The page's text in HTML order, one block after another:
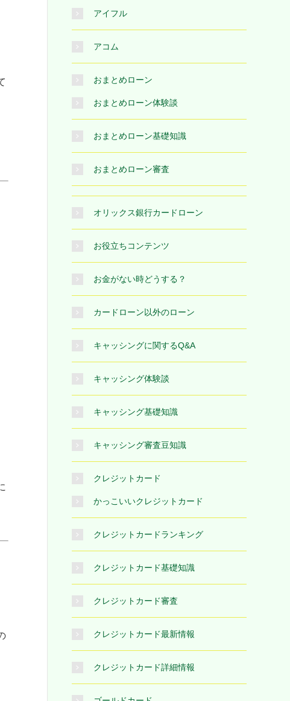
アイフル
アコム
おまとめローン
おまとめローン体験談
おまとめローン基礎知識
おまとめローン審査
オリックス銀行カードローン
お役立ちコンテンツ
お金がない時どうする？
カードローン以外のローン
キャッシングに関するQ&A
キャッシング体験談
キャッシング基礎知識
キャッシング審査豆知識
クレジットカード
かっこいいクレジットカード
クレジットカードランキング
クレジットカード基礎知識
クレジットカード審査
クレジットカード最新情報
クレジットカード詳細情報